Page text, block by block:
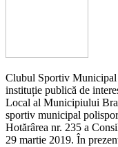
Clubul Sportiv Municipal
instituție publică de
Local al Municipiului
sportiv municipal
Hotărârea nr. 235 a
29 martie 2019. În